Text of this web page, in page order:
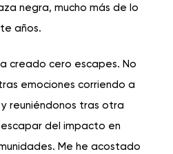
negra, mucho más de lo
años.
creado cero escapes. No
emociones corriendo a
reuniéndonos tras otra
del impacto en
Me he acostado